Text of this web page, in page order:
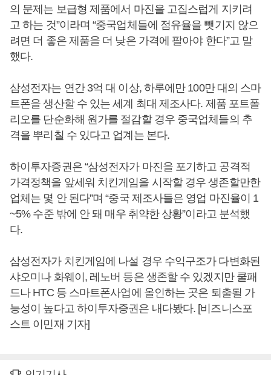
의 문제는 보급형 제품에서 마진을 고집스럽게 지키려
고 하는 것”이라며 “중국업체들에 점유율을 뺏기지 않으
려면 더 좋은 제품을 더 낮은 가격에 팔아야 한다”고 말
했다.
삼성전자는 연간 3억 대 이상, 하루에만 100만 대의 스마
트폰을 생산할 수 있는 세계 최대 제조사다. 제품 포트폴
리오를 단순화해 원가를 절감할 경우 중국업체들의 추
격을 뿌리칠 수 있다고 업계는 본다.
하이투자증권은 “삼성전자가 마진을 포기하고 공격적
가격정책을 앞세워 치킨게임을 시작할 경우 생존할만한
업체는 몇 안 된다”며 “중국 제조사들은 영업 마진율이 1
~5% 수준 밖에 안 돼 매우 취약한 상황”이라고 분석했
다.
삼성전자가 치킨게임에 나설 경우 수익구조가 다변화된
샤오미나 화웨이, 레노버 등은 생존할 수 있겠지만 쿨패
드나 HTC 등 스마트폰사업에 올인하는 곳은 퇴출될 가
능성이 높다고 하이투자증권은 내다봤다. [비즈니스포
스트 이민재 기자]